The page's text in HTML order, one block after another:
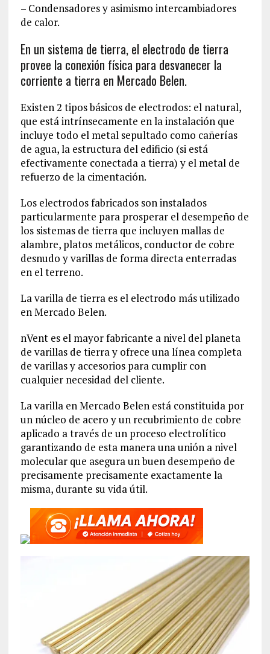
– Condensadores y asimismo intercambiadores
de calor.
En un sistema de tierra, el electrodo de tierra
provee la conexión física para desvanecer la
corriente a tierra en Mercado Belen.
Existen 2 tipos básicos de electrodos: el natural,
que está intrínsecamente en la instalación que
incluye todo el metal sepultado como cañerías
de agua, la estructura del edificio (si está
efectivamente conectada a tierra) y el metal de
refuerzo de la cimentación.
Los electrodos fabricados son instalados
particularmente para prosperar el desempeño de
los sistemas de tierra que incluyen mallas de
alambre, platos metálicos, conductor de cobre
desnudo y varillas de forma directa enterradas
en el terreno.
La varilla de tierra es el electrodo más utilizado
en Mercado Belen.
nVent es el mayor fabricante a nivel del planeta
de varillas de tierra y ofrece una línea completa
de varillas y accesorios para cumplir con
cualquier necesidad del cliente.
La varilla en Mercado Belen está constituida por
un núcleo de acero y un recubrimiento de cobre
aplicado a través de un proceso electrolítico
garantizando de esta manera una unión a nivel
molecular que asegura un buen desempeño de
precisamente precisamente exactamente la
misma, durante su vida útil.